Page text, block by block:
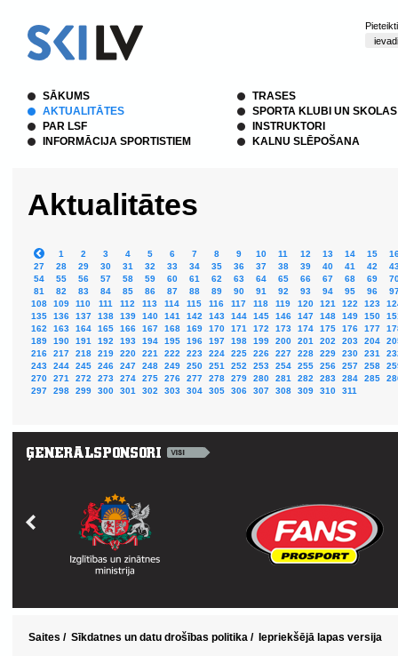
SĀKUMS
AKTUALITĀTES
PAR LSF
INFORMĀCIJA SPORTISTIEM
TRASES
SPORTA KLUBI UN SKOLAS
INSTRUKTORI
KALNU SLĒPOŠANA
Aktualitātes
1 2 3 4 5 6 7 8 9 10 11 12 13 14 15
27
28 29 30 31 32 33 34 35 36 37 38 39 40 41 42
54
55 56 57 58 59 60 61 62 63 64 65 66 67 68 69
81
82 83 84 85 86 87 88 89 90 91 92 93 94 95 96
108
109 110 111 112 113 114 115 116 117 118 119 120 121 122 123
135
136 137 138 139 140 141 142 143 144 145 146 147 148 149 150
162
163 164 165 166 167 168 169 170 171 172 173 174 175 176 177
189
190 191 192 193 194 195 196 197 198 199 200 201 202 203 204
216
217 218 219 220 221 222 223 224 225 226 227 228 229 230 231
243
244 245 246 247 248 249 250 251 252 253 254 255 256 257 258
270
271 272 273 274 275 276 277 278 279 280 281 282 283 284 285
297
298 299 300 301 302 303 304 305 306 307 308 309 310 311
Saites / Sīkdatnes un datu drošības politika / Iepriekšējā lapas versija